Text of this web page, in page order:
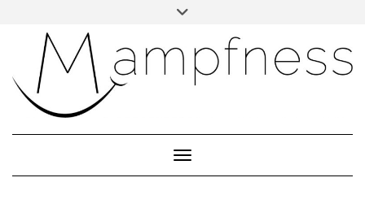
IMPRESSUM
DATENSCHUTZ
Toggle Navigation